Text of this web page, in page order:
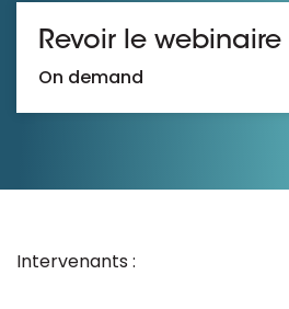
Revoir le webinaire
On demand
Intervenants :